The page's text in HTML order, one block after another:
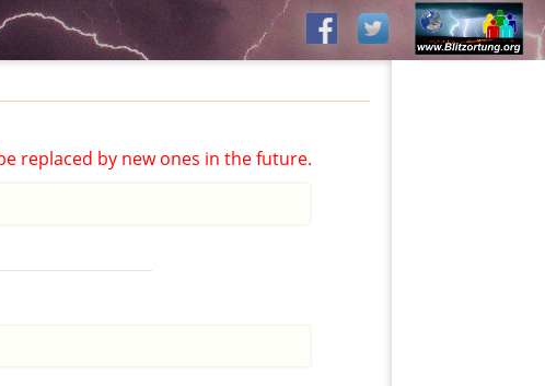
replaced by new ones in the future.